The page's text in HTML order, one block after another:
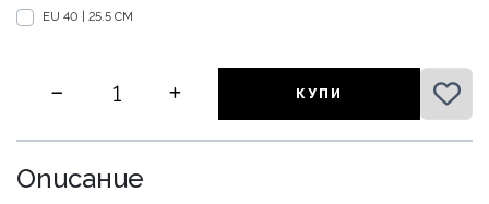
EU 40 | 25.5 CM
КУПИ
Описание